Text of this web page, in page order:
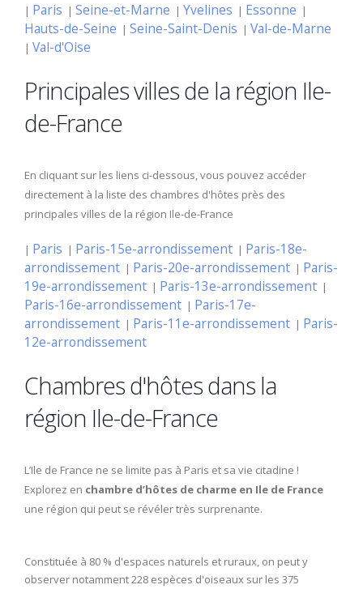
| Paris | Seine-et-Marne | Yvelines | Essonne |
Hauts-de-Seine | Seine-Saint-Denis | Val-de-Marne
| Val-d'Oise
Principales villes de la région Ile-
de-France
En cliquant sur les liens ci-dessous, vous pouvez accéder
directement à la liste des chambres d'hôtes près des
principales villes de la région Ile-de-France
| Paris | Paris-15e-arrondissement | Paris-18e-
arrondissement | Paris-20e-arrondissement | Paris-
19e-arrondissement | Paris-13e-arrondissement |
Paris-16e-arrondissement | Paris-17e-
arrondissement | Paris-11e-arrondissement | Paris-
12e-arrondissement
Chambres d'hôtes dans la
région Ile-de-France
L’Ile de France ne se limite pas à Paris et sa vie citadine !
Explorez en chambre d’hôtes de charme en Ile de France
une région qui peut se révéler très surprenante.
Constituée à 80 % d'espaces naturels et ruraux, on peut y
observer notamment 228 espèces d'oiseaux sur les 375